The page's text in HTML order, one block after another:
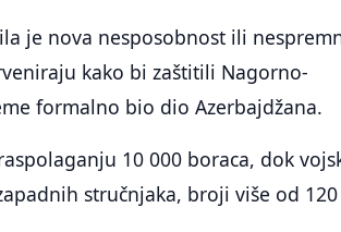
je nova nesposobnost ili
kako bi zaštitili Nagorno-
formalno bio dio Azerbajdžana.
10 000 boraca, dok
stručnjaka, broji više od